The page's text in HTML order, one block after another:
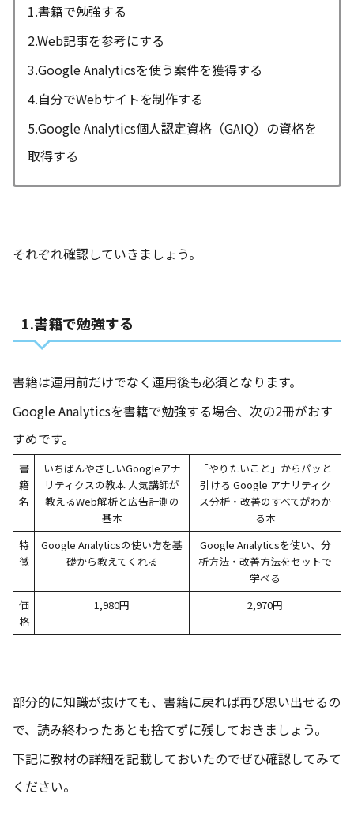
1.書籍で勉強する
2.Web記事を参考にする
3.Google Analyticsを使う案件を獲得する
4.自分でWebサイトを制作する
5.Google Analytics個人認定資格（GAIQ）の資格を
取得する
それぞれ確認していきましょう。
1.書籍で勉強する
書籍は運用前だけでなく運用後も必須となります。
Google Analyticsを書籍で勉強する場合、次の2冊がおす
すめです。
書
籍
名
いちばんやさしいGoogleアナ
リティクスの教本 人気講師が
教えるWeb解析と広告計測の
基本
「やりたいこと」からパッと
引ける Google アナリティク
ス分析・改善のすべてがわか
る本
特
徴
Google Analyticsの使い方を基
礎から教えてくれる
Google Analyticsを使い、分
析方法・改善方法をセットで
学べる
価
格
1,980円 2,970円
部分的に知識が抜けても、書籍に戻れば再び思い出せるの
で、読み終わったあとも捨てずに残しておきましょう。
下記に教材の詳細を記載しておいたのでぜひ確認してみて
ください。